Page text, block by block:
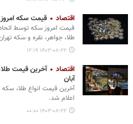
اقتصاد قیمت سکه امروز
قیمت امروز سکه توسط
طلا، جواهر، نقره و سکه
۱۴۰۳-۰۸-۲۲ ۱۲:۱۹
اقتصاد
آبان
آخرین قیمت انواع طلا، سکه
اعلام شد.
۱۴۰۳-۰۸-۲۲ ۰۰:۰۰